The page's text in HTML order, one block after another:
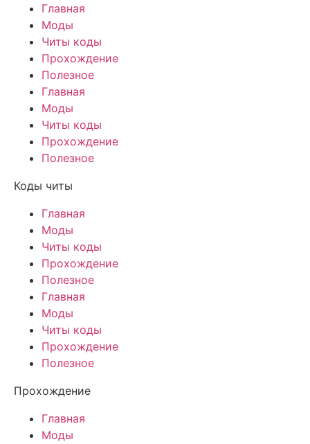
Главная
Моды
Читы коды
Прохождение
Полезное
Главная
Моды
Читы коды
Прохождение
Полезное
Коды читы
Главная
Моды
Читы коды
Прохождение
Полезное
Главная
Моды
Читы коды
Прохождение
Полезное
Прохождение
Главная
Моды